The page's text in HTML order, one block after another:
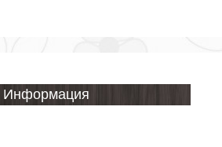
Информация